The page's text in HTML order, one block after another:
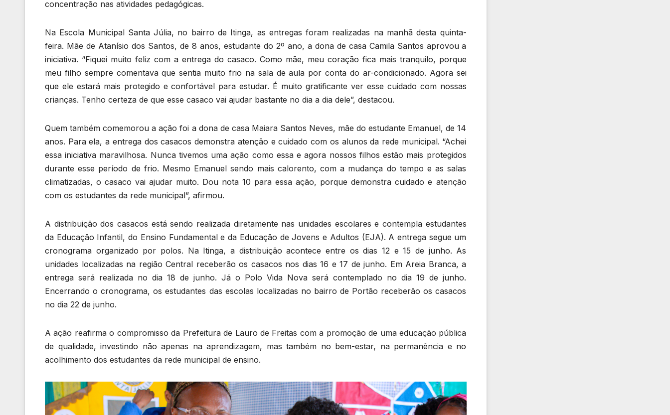
concentração nas atividades pedagógicas.
Na Escola Municipal Santa Júlia, no bairro de Itinga, as entregas foram realizadas na manhã desta quinta-
feira. Mãe de Atanísio dos Santos, de 8 anos, estudante do 2º ano, a dona de casa Camila Santos aprovou a
iniciativa. “Fiquei muito feliz com a entrega do casaco. Como mãe, meu coração fica mais tranquilo, porque
meu filho sempre comentava que sentia muito frio na sala de aula por conta do ar-condicionado. Agora sei
que ele estará mais protegido e confortável para estudar. É muito gratificante ver esse cuidado com nossas
crianças. Tenho certeza de que esse casaco vai ajudar bastante no dia a dia dele”, destacou.
Quem também comemorou a ação foi a dona de casa Maiara Santos Neves, mãe do estudante Emanuel, de 14
anos. Para ela, a entrega dos casacos demonstra atenção e cuidado com os alunos da rede municipal. “Achei
essa iniciativa maravilhosa. Nunca tivemos uma ação como essa e agora nossos filhos estão mais protegidos
durante esse período de frio. Mesmo Emanuel sendo mais calorento, com a mudança do tempo e as salas
climatizadas, o casaco vai ajudar muito. Dou nota 10 para essa ação, porque demonstra cuidado e atenção
com os estudantes da rede municipal”, afirmou.
A distribuição dos casacos está sendo realizada diretamente nas unidades escolares e contempla estudantes
da Educação Infantil, do Ensino Fundamental e da Educação de Jovens e Adultos (EJA). A entrega segue um
cronograma organizado por polos. Na Itinga, a distribuição acontece entre os dias 12 e 15 de junho. As
unidades localizadas na região Central receberão os casacos nos dias 16 e 17 de junho. Em Areia Branca, a
entrega será realizada no dia 18 de junho. Já o Polo Vida Nova será contemplado no dia 19 de junho.
Encerrando o cronograma, os estudantes das escolas localizadas no bairro de Portão receberão os casacos
no dia 22 de junho.
A ação reafirma o compromisso da Prefeitura de Lauro de Freitas com a promoção de uma educação pública
de qualidade, investindo não apenas na aprendizagem, mas também no bem-estar, na permanência e no
acolhimento dos estudantes da rede municipal de ensino.